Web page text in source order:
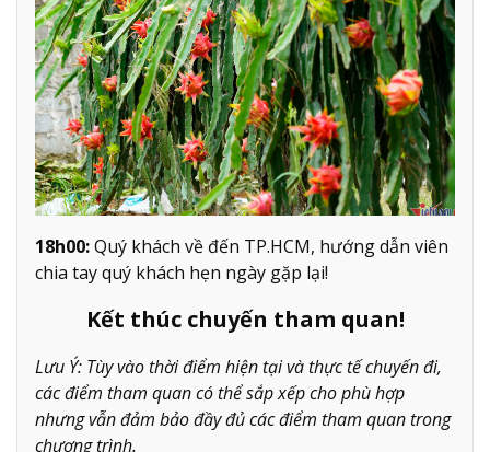
18h00:Quý khách về đến TP.HCM, hướng dẫn viên
chia tay quý khách hẹn ngày gặp lại!
Kết thúc chuyến tham quan!
Lưu Ý: Tùy vào thời điểm hiện tại và thực tế chuyến đi,
các điểm tham quan có thể sắp xếp cho phù hợp
nhưng vẫn đảm bảo đầy đủ các điểm tham quan trong
chương trình.